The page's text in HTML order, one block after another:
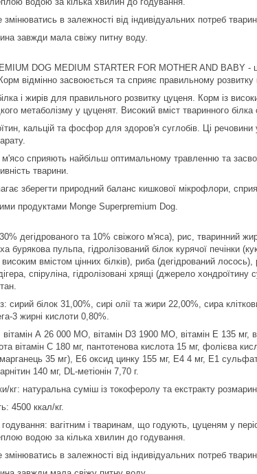
в залежності від індивідуальних потреб
завжди мала свіжу питну воду.
DOG MEDIUM STARTER FOR MOTHER AND BABY -
відмінно засвоюється та сприяє правильному розвитку
і жирів для правильного розвитку цуценя. Корм із
метаболізму у цуценят. Високий вміст тваринного
кальцій та фосфор для здоров'я суглобів. Ці
м'ясо сприяють найбільш оптимальному травленню та
тварини.
зберегти природний баланс кишкової мікрофлори,
продуктами Monge Superpremium Dog.
(30% дегідрованого та 10% свіжого м'яса), рис,
бурякова пульпа, гідролізований білок курячої печінки
вмістом цінних білків), риба (дегідрований
спіруліна, гідролізовані хрящі (джерело хондроїтину
сирий білок 31,00%, сирі олії та жири 22,00%, сира
3 жирні кислоти 0,80%.
вітамін А 26 000 МО, вітамін D3 1900 МО, вітамін Е 135 мг,
вітамін С 180 мг, пантотенова кислота 15 мг, фолієва
35 мг), Е6 оксид цинку 155 мг, Е4 4 мг, Е1
140 мг, DL-метіонін 7,70 г.
кг: натуральна суміш із токоферолу та екстракту
4500 ккал/кг.
вагітним і тваринам, що годують, цуценям у
водою за кілька хвилин до годування.
в залежності від індивідуальних потреб